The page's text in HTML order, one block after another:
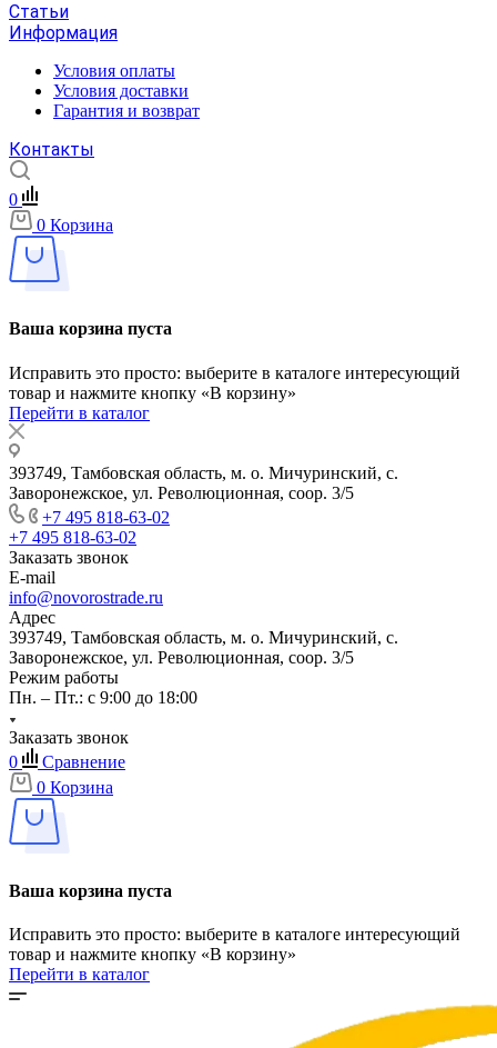
Статьи
Информация
Условия оплаты
Условия доставки
Гарантия и возврат
Контакты
0
0 Корзина
Ваша корзина пуста
Исправить это просто: выберите в каталоге интересующий
товар и нажмите кнопку «В корзину»
Перейти в каталог
393749, Тамбовская область, м. о. Мичуринский, с.
Заворонежское, ул. Революционная, соор. 3/5
+7 495 818-63-02
+7 495 818-63-02
Заказать звонок
E-mail
info@novorostrade.ru
Адрес
393749, Тамбовская область, м. о. Мичуринский, с.
Заворонежское, ул. Революционная, соор. 3/5
Режим работы
Пн. – Пт.: с 9:00 до 18:00
Заказать звонок
0
Сравнение
0 Корзина
Ваша корзина пуста
Исправить это просто: выберите в каталоге интересующий
товар и нажмите кнопку «В корзину»
Перейти в каталог